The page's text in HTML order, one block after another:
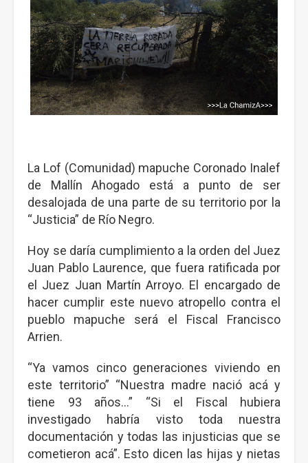
La Lof (Comunidad) mapuche Coronado Inalef
de Mallín Ahogado está a punto de ser
desalojada de una parte de su territorio por la
“Justicia” de Río Negro.
Hoy se daría cumplimiento a la orden del Juez
Juan Pablo Laurence, que fuera ratificada por
el Juez Juan Martín Arroyo. El encargado de
hacer cumplir este nuevo atropello contra el
pueblo mapuche será el Fiscal Francisco
Arrien.
“Ya vamos cinco generaciones viviendo en
este territorio” “Nuestra madre nació acá y
tiene 93 años...” “Si el Fiscal hubiera
investigado habría visto toda nuestra
documentación y todas las injusticias que se
cometieron acá”. Esto dicen las hijas y nietas